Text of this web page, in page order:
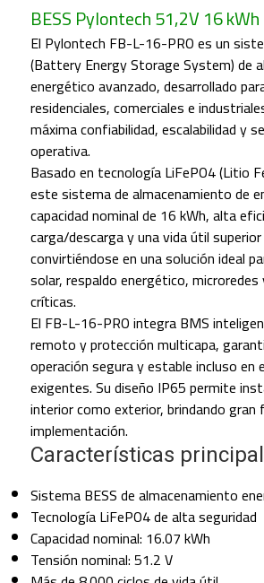
BESS Pylontech 51,2V 16 kWh
El Pylontech FB-L-16-PRO es un
(Battery Energy Storage System) de
energético avanzado, desarrollado
residenciales, comerciales e
máxima confiabilidad, escalabilidad y
operativa.
Basado en tecnología LiFePO4 (Litio
este sistema de almacenamiento de
capacidad nominal de 16 kWh, alta
carga/descarga y una vida útil
convirtiéndose en una solución ideal
solar, respaldo energético, microredes
críticas.
El FB-L-16-PRO integra BMS
remoto y protección multicapa,
operación segura y estable incluso en
exigentes. Su diseño IP65 permite
interior como exterior, brindando gran
implementación.
Características
Sistema BESS de almacenamiento
Tecnología LiFePO4 de alta seguridad
Capacidad nominal: 16.07 kWh
Tensión nominal: 51.2 V